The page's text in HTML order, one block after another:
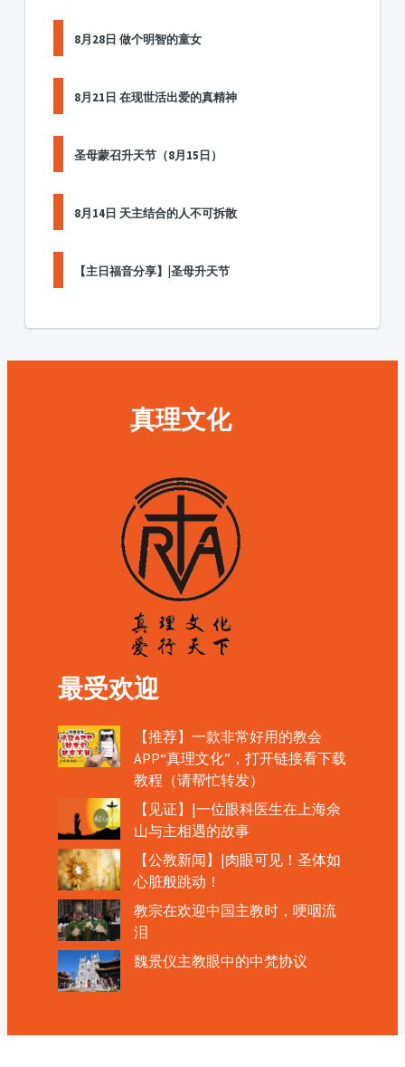
8月28日 做个明智的童女
8月21日 在现世活出爱的真精神
圣母蒙召升天节（8月15日）
8月14日 天主结合的人不可拆散
【主日福音分享】|圣母升天节
真理文化
最受欢迎
【推荐】一款非常好用的教会
APP“真理文化”，打开链接看下载
教程（请帮忙转发）
【见证】|一位眼科医生在上海佘
山与主相遇的故事
【公教新闻】|肉眼可见！圣体如
心脏般跳动！
教宗在欢迎中国主教时，哽咽流
泪
魏景仪主教眼中的中梵协议